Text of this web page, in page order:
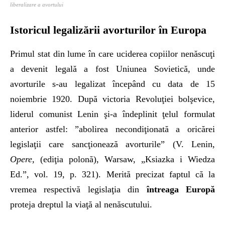
liberalizare a avortului
Istoricul legalizării avorturilor în Europa
Primul stat din lume în care uciderea copiilor nenăscuţi
a devenit legală a fost Uniunea Sovietică, unde
avorturile s-au legalizat începând cu data de 15
noiembrie 1920. După victoria Revoluţiei bolşevice,
liderul comunist Lenin şi-a îndeplinit ţelul formulat
anterior astfel: ”abolirea necondiţionată a oricărei
legislaţii care sancţionează avorturile” (V. Lenin,
Opere, (ediţia polonă), Warsaw, „Ksiazka i Wiedza
Ed.”, vol. 19, p. 321). Merită precizat faptul că la
vremea respectivă legislaţia dinîntreaga Europă
proteja dreptul la viaţă al nenăscutului.